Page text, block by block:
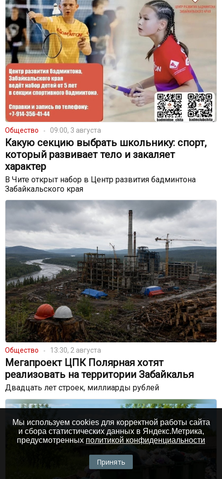
Общество 09:00, 3 августа
Какую секцию выбрать школьнику: спорт,
который развивает тело и закаляет
характер
В Чите открыт набор в Центр развития бадминтона
Забайкальского края
Общество 13:30, 2 августа
Мегапроект ЦПК Полярная хотят
реализовать на территории Забайкалья
Двадцать лет строек, миллиарды рублей
Мы используем cookies для корректной работы сайта
и сбора статистических данных в Яндекс.Метрика,
предусмотренных политикой конфиденциальности
Принять